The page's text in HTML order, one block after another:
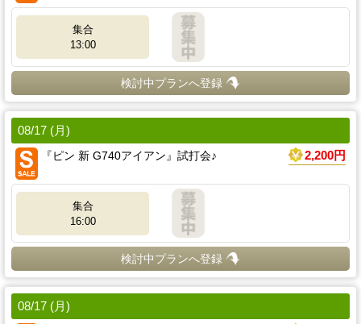
集合
13:00
検討中プランへ登録
08/17 (月)
『ピン 新 G740アイアン』試打会♪
2,200円
集合
16:00
検討中プランへ登録
08/17 (月)